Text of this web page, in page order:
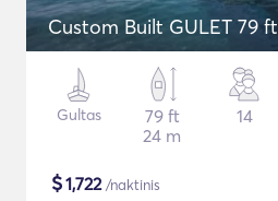
Custom Built GULET 79 ft
Gultas
79 ft
24 m
14
$1,722/naktinis